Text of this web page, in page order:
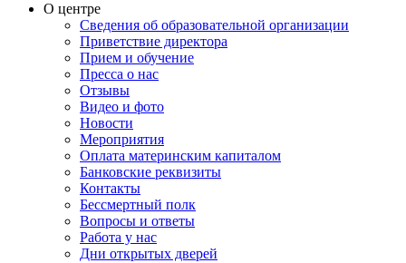
О центре
Сведения об образовательной организации
Приветствие директора
Прием и обучение
Пресса о нас
Отзывы
Видео и фото
Новости
Мероприятия
Оплата материнским капиталом
Банковские реквизиты
Контакты
Бессмертный полк
Вопросы и ответы
Работа у нас
Дни открытых дверей